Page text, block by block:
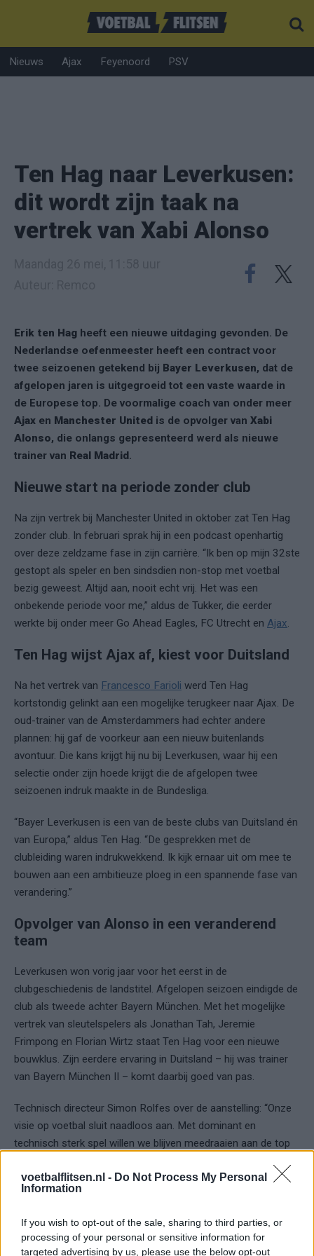
voetbalflitsen.nl - Do Not Process My Personal
Information
If you wish to opt-out of the sale, sharing to third parties, or
processing of your personal or sensitive information for
targeted advertising by us, please use the below opt-out
Nieuws Ajax Feyenoord PSV
Ten Hag naar Leverkusen:
dit wordt zijn taak na
vertrek van Xabi Alonso
Erik ten Hag heeft een nieuwe uitdaging gevonden. De
Nederlandse oefenmeester heeft een contract voor
twee seizoenen getekend bij Bayer Leverkusen, dat de
afgelopen jaren is uitgegroeid tot een vaste waarde in
de Europese top. De voormalige coach van onder meer
Ajax en Manchester United is de opvolger van Xabi
Alonso, die onlangs gepresenteerd werd als nieuwe
trainer van Real Madrid.
Nieuwe start na periode zonder club
Na zijn vertrek bij Manchester United in oktober zat Ten Hag
zonder club. In februari sprak hij in een podcast openhartig
over deze zeldzame fase in zijn carrière. “Ik ben op mijn 32ste
gestopt als speler en ben sindsdien non-stop met voetbal
bezig geweest. Altijd aan, nooit echt vrij. Het was een
onbekende periode voor me,” aldus de Tukker, die eerder
werkte bij onder meer Go Ahead Eagles, FC Utrecht en Ajax.
Ten Hag wijst Ajax af, kiest voor Duitsland
Na het vertrek van Francesco Farioli werd Ten Hag
kortstondig gelinkt aan een mogelijke terugkeer naar Ajax. De
oud-trainer van de Amsterdammers had echter andere
plannen: hij gaf de voorkeur aan een nieuw buitenlands
avontuur. Die kans krijgt hij nu bij Leverkusen, waar hij een
selectie onder zijn hoede krijgt die de afgelopen twee
seizoenen indruk maakte in de Bundesliga.
“Bayer Leverkusen is een van de beste clubs van Duitsland én
van Europa,” aldus Ten Hag. “De gesprekken met de
clubleiding waren indrukwekkend. Ik kijk ernaar uit om mee te
bouwen aan een ambitieuze ploeg in een spannende fase van
verandering.”
Opvolger van Alonso in een veranderend
team
Leverkusen won vorig jaar voor het eerst in de
clubgeschiedenis de landstitel. Afgelopen seizoen eindigde de
club als tweede achter Bayern München. Met het mogelijke
vertrek van sleutelspelers als Jonathan Tah, Jeremie
Frimpong en Florian Wirtz staat Ten Hag voor een nieuwe
bouwklus. Zijn eerdere ervaring in Duitsland – hij was trainer
van Bayern München II – komt daarbij goed van pas.
Technisch directeur Simon Rolfes over de aanstelling: “Onze
visie op voetbal sluit naadloos aan. Met dominant en
technisch sterk spel willen we blijven meedraaien aan de top
Ajax ziet kans schoon: strijd om Van Rooij barst
los